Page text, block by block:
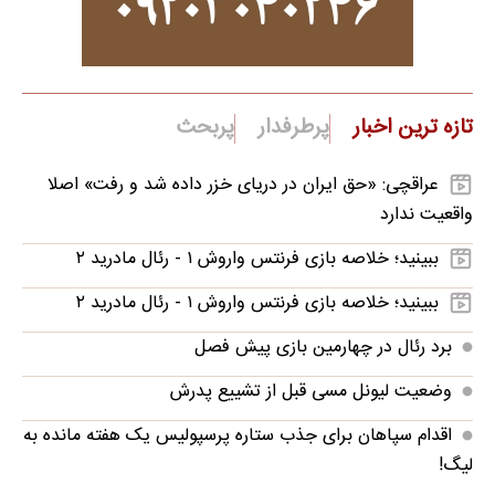
تازه ترین اخبار پرطرفدار پربحث
عراقچی: «حق ایران در دریای خزر داده شد و رفت» اصلا
واقعیت ندارد
ببینید؛ خلاصه بازی فرنتس واروش ۱ - رئال مادرید ۲
ببینید؛ خلاصه بازی فرنتس واروش ۱ - رئال مادرید ۲
برد رئال در چهارمین بازی پیش فصل
وضعیت لیونل مسی قبل از تشییع پدرش
اقدام سپاهان برای جذب ستاره پرسپولیس یک هفته مانده به
لیگ!